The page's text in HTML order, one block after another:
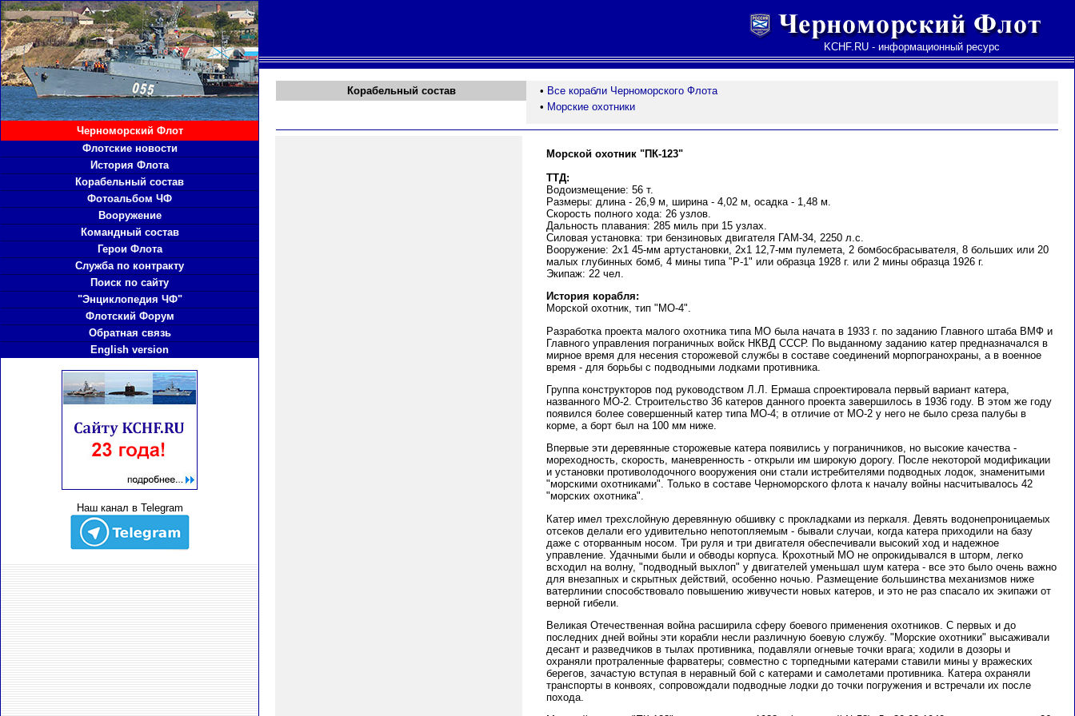
Черноморский Флот
Флотские новости
История Флота
Корабельный состав
Фотоальбом ЧФ
Вооружение
Командный состав
Герои Флота
Служба по контракту
Поиск по сайту
"Энциклопедия ЧФ"
Флотский Форум
Обратная связь
English version
Наш канал в Telegram
KCHF.RU - информационный ресурс
Корабельный состав • Все корабли Черноморского Флота
• Морские охотники
Морской охотник "ПК-123"
ТТД:
Водоизмещение: 56 т.
Размеры: длина - 26,9 м, ширина - 4,02 м, осадка - 1,48 м.
Скорость полного хода: 26 узлов.
Дальность плавания: 285 миль при 15 узлах.
Силовая установка: три бензиновых двигателя ГАМ-34, 2250 л.с.
Вооружение: 2х1 45-мм артустановки, 2х1 12,7-мм пулемета, 2 бомбосбрасывателя, 8 больших или 20
малых глубинных бомб, 4 мины типа "Р-1" или образца 1928 г. или 2 мины образца 1926 г.
Экипаж: 22 чел.
История корабля:
Морской охотник, тип "МО-4".
Разработка проекта малого охотника типа МО была начата в 1933 г. по заданию Главного штаба ВМФ и
Главного управления пограничных войск НКВД СССР. По выданному заданию катер предназначался в
мирное время для несения сторожевой службы в составе соединений морпогранохраны, а в военное
время - для борьбы с подводными лодками противника.
Группа конструкторов под руководством Л.Л. Ермаша спроектировала первый вариант катера,
названного МО-2. Строительство 36 катеров данного проекта завершилось в 1936 году. В этом же году
появился более совершенный катер типа МО-4; в отличие от МО-2 у него не было среза палубы в
корме, а борт был на 100 мм ниже.
Впервые эти деревянные сторожевые катера появились у пограничников, но высокие качества -
мореходность, скорость, маневренность - открыли им широкую дорогу. После некоторой модификации
и установки противолодочного вооружения они стали истребителями подводных лодок, знаменитыми
"морскими охотниками". Только в составе Черноморского флота к началу войны насчитывалось 42
"морских охотника".
Катер имел трехслойную деревянную обшивку с прокладками из перкаля. Девять водонепроницаемых
отсеков делали его удивительно непотопляемым - бывали случаи, когда катера приходили на базу
даже с оторванным носом. Три руля и три двигателя обеспечивали высокий ход и надежное
управление. Удачными были и обводы корпуса. Крохотный МО не опрокидывался в шторм, легко
всходил на волну, "подводный выхлоп" у двигателей уменьшал шум катера - все это было очень важно
для внезапных и скрытных действий, особенно ночью. Размещение большинства механизмов ниже
ватерлинии способствовало повышению живучести новых катеров, и это не раз спасало их экипажи от
верной гибели.
Великая Отечественная война расширила сферу боевого применения охотников. С первых и до
последних дней войны эти корабли несли различную боевую службу. "Морские охотники" высаживали
десант и разведчиков в тылах противника, подавляли огневые точки врага; ходили в дозоры и
охраняли протраленные фарватеры; совместно с торпедными катерами ставили мины у вражеских
берегов, зачастую вступая в неравный бой с катерами и самолетами противника. Катера охраняли
транспорты в конвоях, сопровождали подводные лодки до точки погружения и встречали их после
похода.